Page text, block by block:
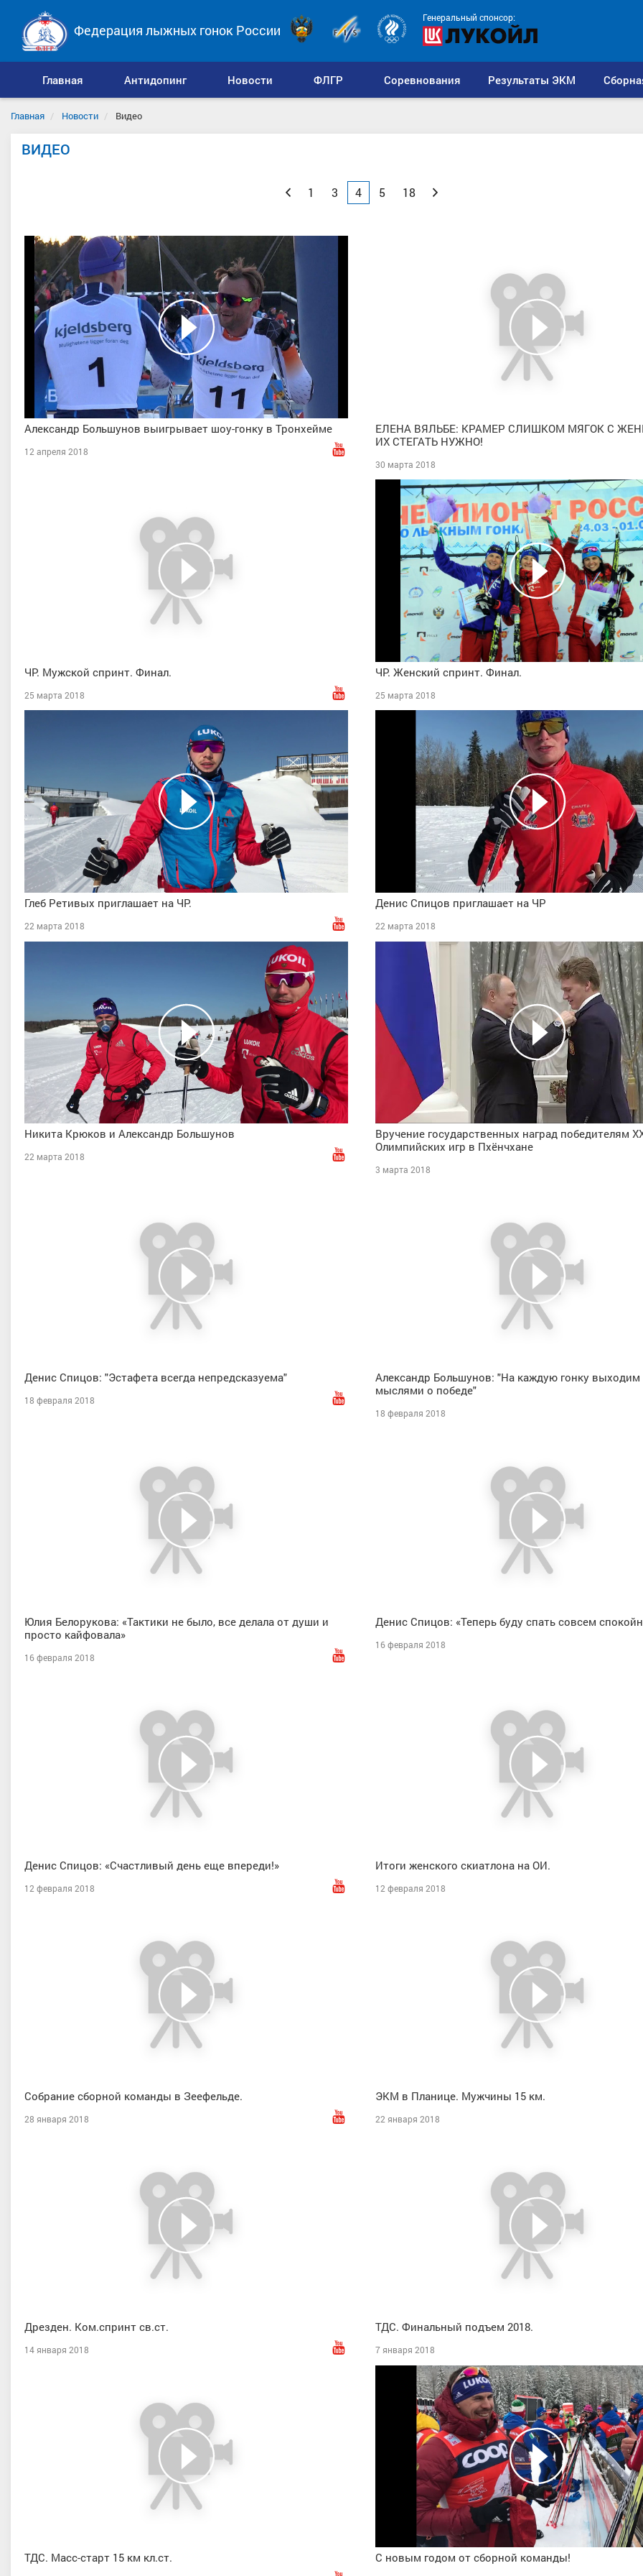
Генеральный спонсор:
Федерация лыжных гонок России
Главная Антидопинг Новости ФЛГР Соревнования Результаты ЭКМ
Главная Новости Видео
ВИДЕО
Назад
1 3 4 5 18 Вперед
Александр Большунов выигрывает шоу-гонку в Тронхейме
12 апреля 2018
ЕЛЕНА ВЯЛЬБЕ: КРАМЕР СЛИШКОМ МЯГОК С
ИХ СТЕГАТЬ НУЖНО!
30 марта 2018
ЧР. Мужской спринт. Финал.
25 марта 2018
ЧР. Женский спринт. Финал.
25 марта 2018
Глеб Ретивых приглашает на ЧР.
22 марта 2018
Денис Спицов приглашает на ЧР
22 марта 2018
Никита Крюков и Александр Большунов
22 марта 2018
Вручение государственных наград победителям
Олимпийских игр в Пхёнчхане
3 марта 2018
Денис Спицов: "Эстафета всегда непредсказуема"
18 февраля 2018
Александр Большунов: "На каждую гонку выходим
мыслями о победе"
18 февраля 2018
Юлия Белорукова: «Тактики не было, все делала от души и
просто кайфовала»
16 февраля 2018
Денис Спицов: «Теперь буду спать совсем
16 февраля 2018
Денис Спицов: «Счастливый день еще впереди!»
12 февраля 2018
Итоги женского скиатлона на ОИ.
12 февраля 2018
Собрание сборной команды в Зеефельде.
28 января 2018
ЭКМ в Планице. Мужчины 15 км.
22 января 2018
Дрезден. Ком.спринт св.ст.
14 января 2018
ТДС. Финальный подъем 2018.
7 января 2018
ТДС. Масс-старт 15 км кл.ст. С новым годом от сборной команды!
Иван Андреевич
Тюменская область